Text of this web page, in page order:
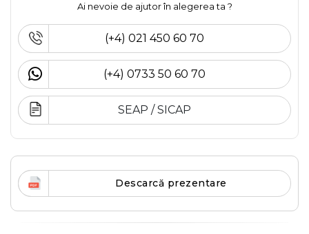
Ai nevoie de ajutor în alegerea ta ?
(+4) 021 450 60 70
(+4) 0733 50 60 70
SEAP / SICAP
Descarcă prezentare